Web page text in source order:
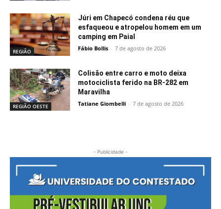
REGIÃO
Júri em Chapecó condena réu que
esfaqueou e atropelou homem em um
camping em Paial
Fábio Bollis - 7 de agosto de 2026
REGIÃO OESTE
Colisão entre carro e moto deixa
motociclista ferido na BR-282 em
Maravilha
Tatiane Giombelli - 7 de agosto de 2026
- Publicidade -